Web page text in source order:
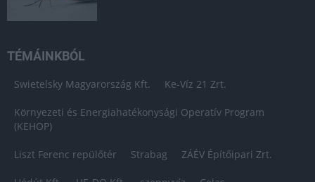
TÉMÁINKBÓL
Swietelsky Magyarország Kft. Ke-Víz 21 Zrt.
Környezeti és Energiahatékonysági Operatív Program
(KEHOP)
Liszt Ferenc repülőtér Strabag ZÁÉV Építőipari Zrt.